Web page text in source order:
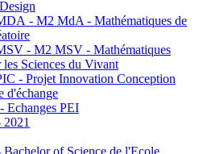
- M2 MdA - Mathématiques de
- M2 MSV - Mathématiques
les Sciences du Vivant
- Projet Innovation Conception
d'échange
Echanges PEI
Bachelor of Science de l'Ecole